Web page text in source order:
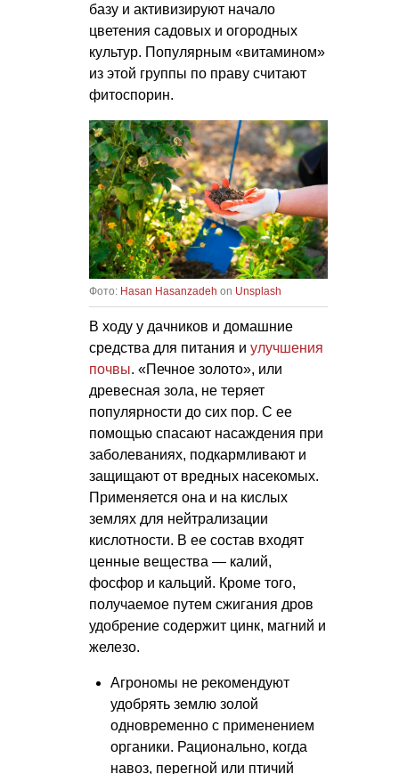
базу и активизируют начало
цветения садовых и огородных
культур. Популярным «витамином»
из этой группы по праву считают
фитоспорин.
Фото: Hasan Hasanzadeh on Unsplash
В ходу у дачников и домашние
средства для питания и улучшения
почвы. «Печное золото», или
древесная зола, не теряет
популярности до сих пор. С ее
помощью спасают насаждения при
заболеваниях, подкармливают и
защищают от вредных насекомых.
Применяется она и на кислых
землях для нейтрализации
кислотности. В ее состав входят
ценные вещества — калий,
фосфор и кальций. Кроме того,
получаемое путем сжигания дров
удобрение содержит цинк, магний и
железо.
Агрономы не рекомендуют
удобрять землю золой
одновременно с применением
органики. Рационально, когда
навоз, перегной или птичий